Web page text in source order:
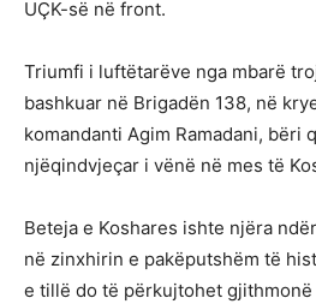
UÇK-së në front.
Triumfi i luftëtarëve nga mbarë
bashkuar në Brigadën 138, në
komandanti Agim Ramadani, bëri
njëqindvjeçar i vënë në mes të
Beteja e Koshares ishte njëra
në zinxhirin e pakëputshëm të
e tillë do të përkujtohet